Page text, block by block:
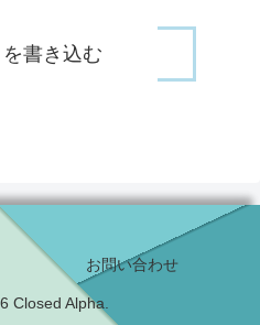
書き込む
お問い合わせ
Closed Alpha.